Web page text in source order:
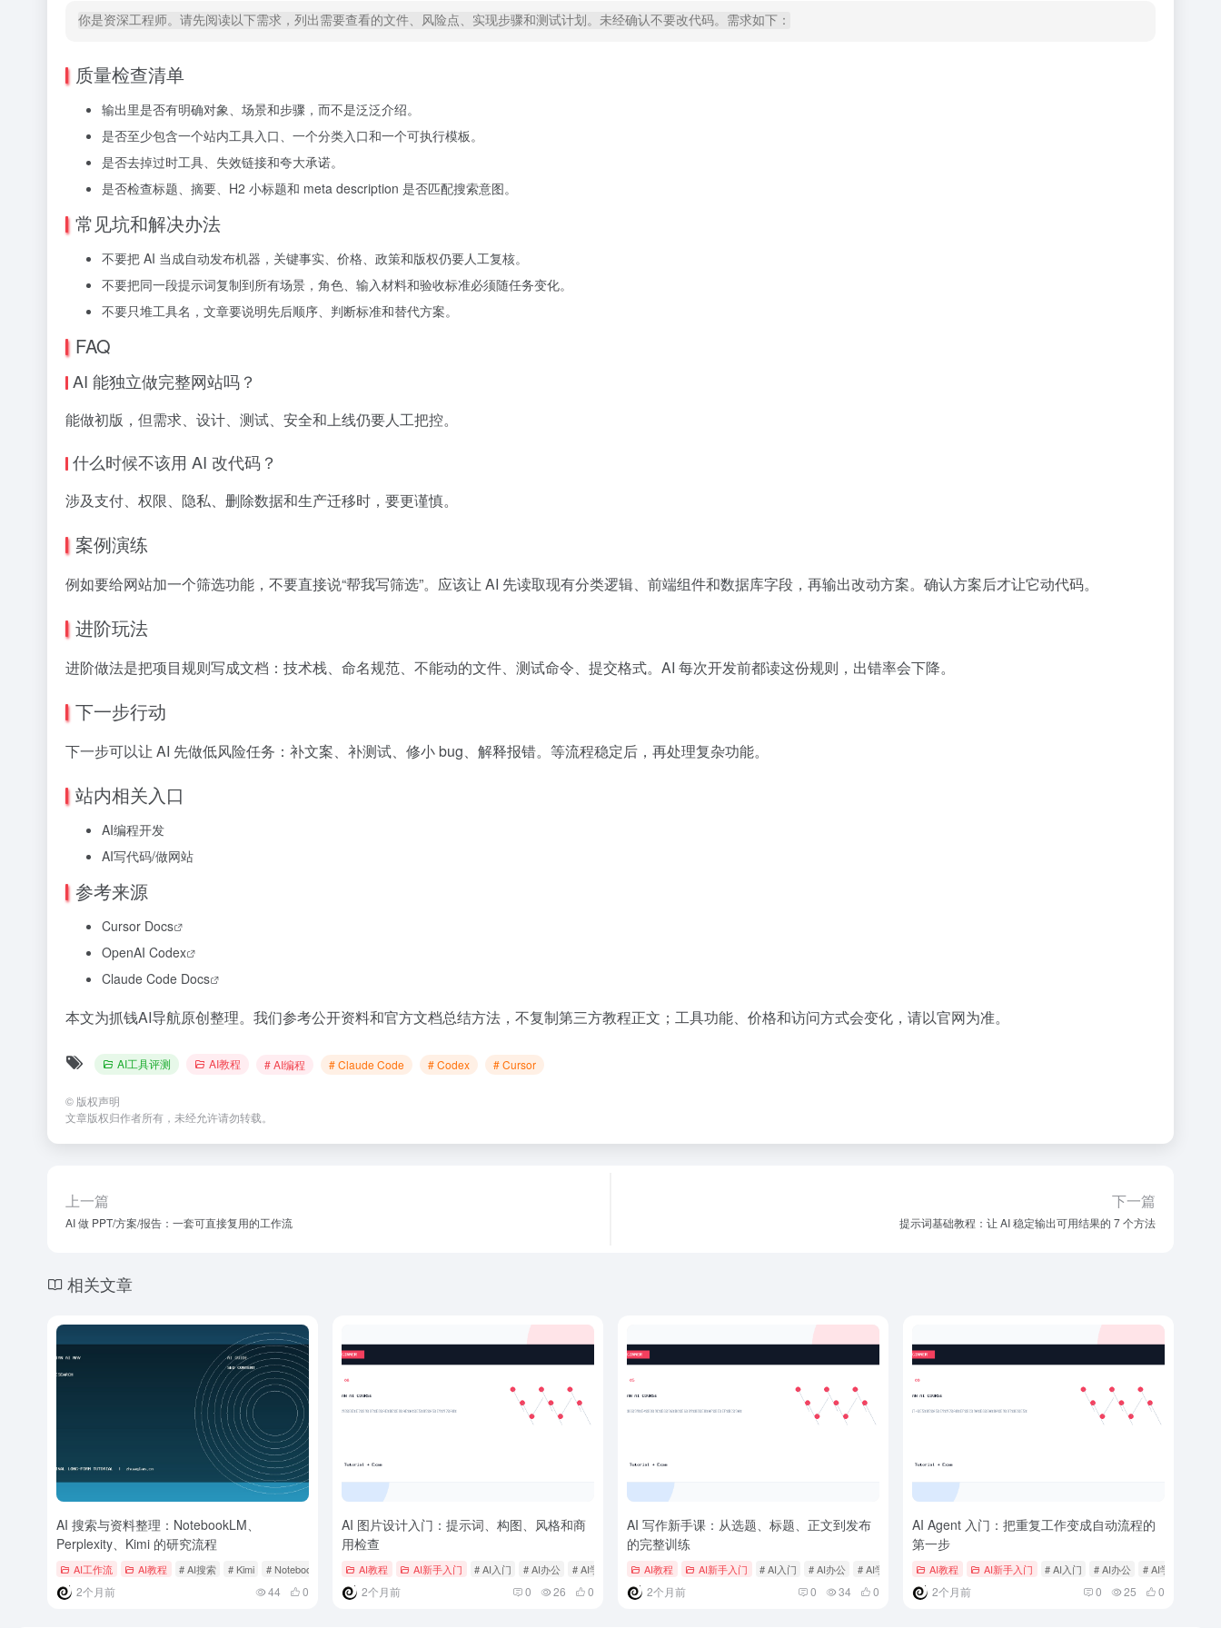
你是资深工程师。请先阅读以下需求，列出需要查看的文件、风险点、实现步骤和测试计划。未经确认不要改代码。需求如下：
质量检查清单
输出里是否有明确对象、场景和步骤，而不是泛泛介绍。
是否至少包含一个站内工具入口、一个分类入口和一个可执行模板。
是否去掉过时工具、失效链接和夸大承诺。
是否检查标题、摘要、H2 小标题和 meta description 是否匹配搜索意图。
常见坑和解决办法
不要把 AI 当成自动发布机器，关键事实、价格、政策和版权仍要人工复核。
不要把同一段提示词复制到所有场景，角色、输入材料和验收标准必须随任务变化。
不要只堆工具名，文章要说明先后顺序、判断标准和替代方案。
FAQ
AI 能独立做完整网站吗？
能做初版，但需求、设计、测试、安全和上线仍要人工把控。
什么时候不该用 AI 改代码？
涉及支付、权限、隐私、删除数据和生产迁移时，要更谨慎。
案例演练
例如要给网站加一个筛选功能，不要直接说“帮我写筛选”。应该让 AI 先读取现有分类逻辑、前端组件和数据库字段，再输出改动方案。确认方案后才让它动代码。
进阶玩法
进阶做法是把项目规则写成文档：技术栈、命名规范、不能动的文件、测试命令、提交格式。AI 每次开发前都读这份规则，出错率会下降。
下一步行动
下一步可以让 AI 先做低风险任务：补文案、补测试、修小 bug、解释报错。等流程稳定后，再处理复杂功能。
站内相关入口
AI编程开发
AI写代码/做网站
参考来源
Cursor Docs
OpenAI Codex
Claude Code Docs
本文为抓钱AI导航原创整理。我们参考公开资料和官方文档总结方法，不复制第三方教程正文；工具功能、价格和访问方式会变化，请以官网为准。
AI工具评测 AI教程 # AI编程 # Claude Code # Codex # Cursor
© 版权声明
文章版权归作者所有，未经允许请勿转载。
上一篇
AI 做 PPT/方案/报告：一套可直接复用的工作流
下一篇
提示词基础教程：让 AI 稳定输出可用结果的 7 个方法
相关文章
AI 搜索与资料整理：NotebookLM、
Perplexity、Kimi 的研究流程
AI工作流 AI教程 # AI搜索 # Kimi # NotebookLM
2个月前 44 0
AI 图片设计入门：提示词、构图、风格和商
用检查
AI教程 AI新手入门 # AI入门 # AI办公 # AI学习任务
2个月前 0 26 0
AI 写作新手课：从选题、标题、正文到发布
的完整训练
AI教程 AI新手入门 # AI入门 # AI办公 # AI学习任务
2个月前 0 34 0
AI Agent 入门：把重复工作变成自动流程的
第一步
AI教程 AI新手入门 # AI入门 # AI办公 # AI学习任务
2个月前 0 25 0